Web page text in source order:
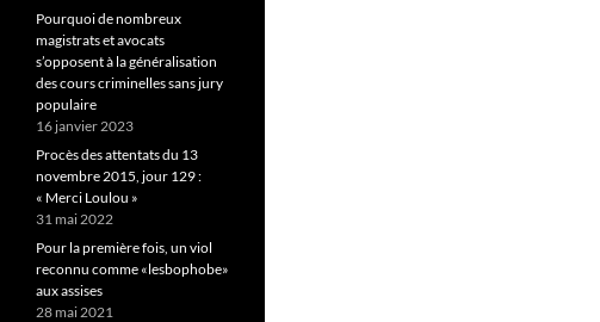
Pourquoi de nombreux
magistrats et avocats
s’opposent à la généralisation
des cours criminelles sans jury
populaire
16 janvier 2023
Procès des attentats du 13
novembre 2015, jour 129 :
« Merci Loulou »
31 mai 2022
Pour la première fois, un viol
reconnu comme «lesbophobe»
aux assises
28 mai 2021